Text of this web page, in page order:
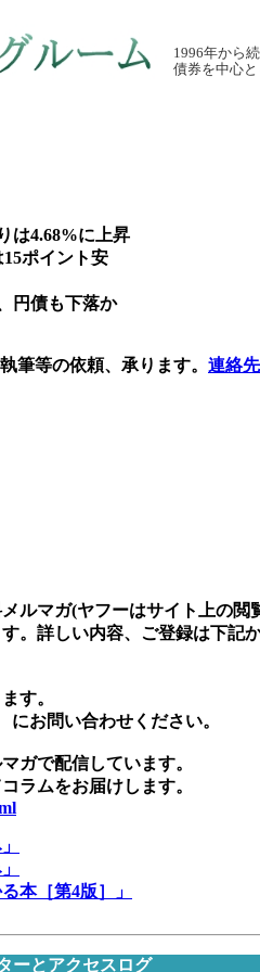
1996年から
債券を中心
は4.68%に上昇
ポイント安
円債も下落か
筆等の依頼、承ります。 連絡
ルマガ(ヤフーはサイト上の閲
。詳しい内容、ご登録は下記
す。
お問い合わせください。
ガで配信しています。
ラムをお届けします。
本［第4版］」
ーとアクセスログ